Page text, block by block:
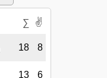
∑ ✌
18 8
13 6